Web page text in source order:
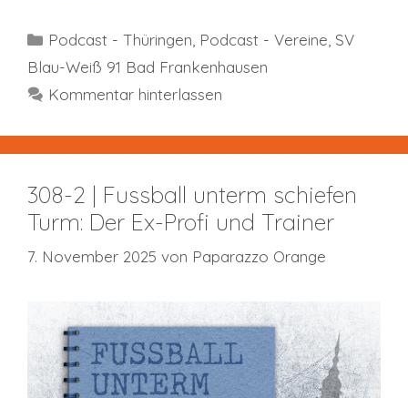
Kategorien
Podcast - Thüringen Podcast - Vereine SV
Blau-Weiß 91 Bad Frankenhausen
Kommentar hinterlassen
308-2 | Fussball unterm schiefen
Turm: Der Ex-Profi und Trainer
7. November 2025 von Paparazzo Orange